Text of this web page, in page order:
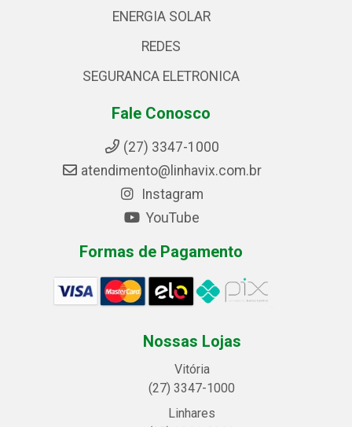
ENERGIA SOLAR
REDES
SEGURANCA ELETRONICA
Fale Conosco
(27) 3347-1000
atendimento@linhavix.com.br
Instagram
YouTube
Formas de Pagamento
Nossas Lojas
Vitória
(27) 3347-1000
Linhares